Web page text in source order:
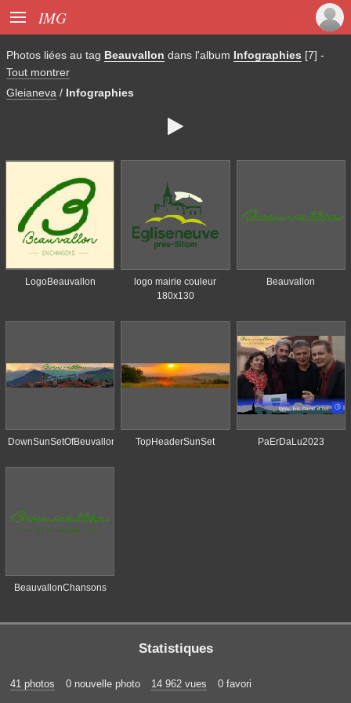
 IMG
Photos liées au tag Beauvallon dans l'album Infographies [7] -
Tout montrer
Gleianeva / Infographies

LogoBeauvallon
logo mairie couleur
180x130
Beauvallon
DownSunSetOfBeuvallon TopHeaderSunSet PaErDaLu2023
BeauvallonChansons
Statistiques
41 photos 0 nouvelle photo 14 962 vues 0 favori